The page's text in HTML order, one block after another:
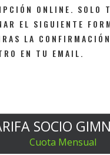
ONLINE. SOLO
EL SIGUIENTE
LA
EN TU EMAIL.
SOCIO
Cuota Mensual